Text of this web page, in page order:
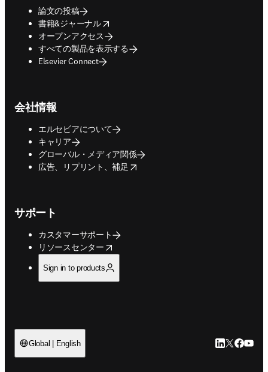
論文の投稿
書籍&ジャーナル
opens in new tab/window
オープンアクセス
すべての製品を表示する
Elsevier Connect
会社情報
エルセビアについて
キャリア
グローバル・メディア関係
広告、リプリント、補足
opens in new tab/window
サポート
カスタマーサポート
リソースセンター
opens in new tab/window
Sign in to products
Global | English LinkedIn 新
Twitter 新